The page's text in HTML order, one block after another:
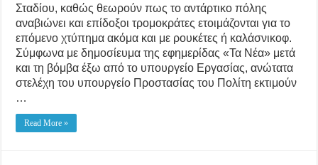
Σταδίου, καθώς θεωρούν πως το αντάρτικο πόλης
αναβιώνει και επίδοξοι τρομοκράτες ετοιμάζονται για το
επόμενο χτύπημα ακόμα και με ρουκέτες ή καλάσνικοφ.
Σύμφωνα με δημοσίευμα της εφημερίδας «Τα Νέα» μετά
και τη βόμβα έξω από το υπουργείο Εργασίας, ανώτατα
στελέχη του υπουργείο Προστασίας του Πολίτη εκτιμούν
…
Read More »